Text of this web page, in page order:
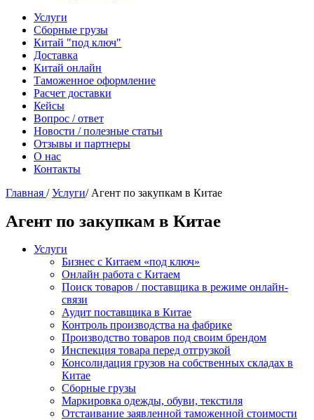
Услуги
Сборные грузы
Китай "под ключ"
Доставка
Китай онлайн
Таможенное оформление
Расчет доставки
Кейсы
Вопрос / ответ
Новости / полезные статьи
Отзывы и партнеры
О нас
Контакты
Главная /Услуги/ Агент по закупкам в Китае
Агент по закупкам в Китае
Услуги
Бизнес с Китаем «под ключ»
Онлайн работа с Китаем
Поиск товаров / поставщика в режиме онлайн-
связи
Аудит поставщика в Китае
Контроль производства на фабрике
Производство товаров под своим брендом
Инспекция товара перед отгрузкой
Консолидация грузов на собственных складах в
Китае
Сборные грузы
Маркировка одежды, обуви, текстиля
Отстаивание заявленной таможенной стоимости